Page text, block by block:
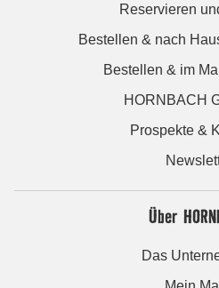
Reservieren
Bestellen & nach
Bestellen & im
HORNBACH
Prospekte &
Über
Das